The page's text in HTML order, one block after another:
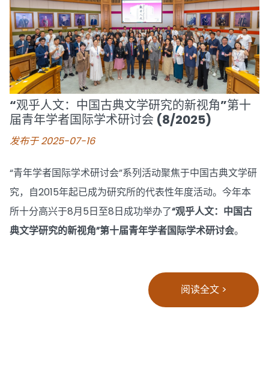
“观乎人文：中国古典文学研究的新视角”第十
届青年学者国际学术研讨会 (8/2025)
发布于 2025-07-16
“青年学者国际学术研讨会”系列活动聚焦于中国古典文学研
究，自2015年起已成为研究所的代表性年度活动。今年本
所十分高兴于8月5日至8日成功举办了“观乎人文：中国古
典文学研究的新视角”第十届青年学者国际学术研讨会。
阅读全文 >